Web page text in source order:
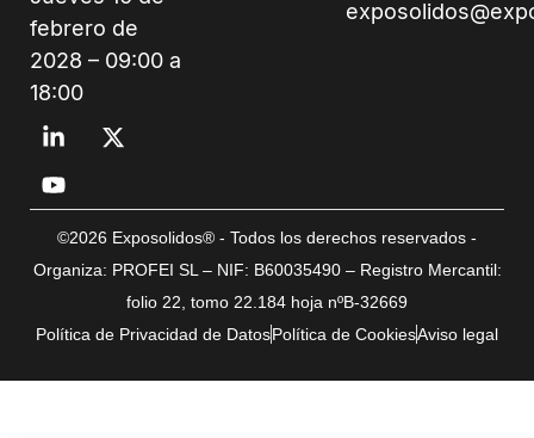
febrero de
2028 – 09:00 a
18:00
©2026 Exposolidos® - Todos los derechos reservados -
Organiza: PROFEI SL – NIF: B60035490 – Registro Mercantil:
folio 22, tomo 22.184 hoja nºB-32669
Política de Privacidad de DatosPolítica de CookiesAviso legal